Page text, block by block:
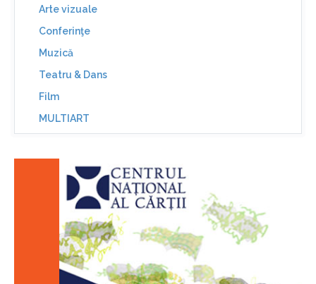
Arte vizuale
Conferinţe
Muzică
Teatru & Dans
Film
MULTIART